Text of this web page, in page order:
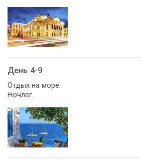
День 4-9
Отдых на море.
Ночлег.